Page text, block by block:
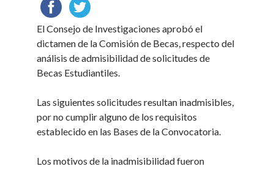
El Consejo de Investigaciones aprobó el
dictamen de la Comisión de Becas, respecto del
análisis de admisibilidad de solicitudes de
Becas Estudiantiles.
Las siguientes solicitudes resultan inadmisibles,
por no cumplir alguno de los requisitos
establecido en las Bases de la Convocatoria.
Los motivos de la inadmisibilidad fueron